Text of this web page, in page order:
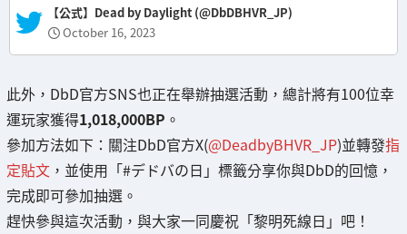
— 【公式】Dead by Daylight (@DbDBHVR_JP)
October 16, 2023
此外，DbD官方SNS也正在舉辦抽選活動，總計將有100位幸
運玩家獲得1,018,000BP 。
參加方法如下：關注DbD官方X(@DeadbyBHVR_JP)並轉發指
定貼文 ，並使用「#デドバの日」標籤分享你與DbD的回憶，
完成即可參加抽選。
趕快參與這次活動，與大家一同慶祝「黎明死線日」吧！